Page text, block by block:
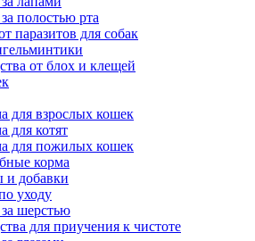
полостью рта
паразитов для собак
от блох и клещей
для взрослых кошек
для котят
для пожилых кошек
корма
добавки
уходу
шерстью
для приучения к чистоте